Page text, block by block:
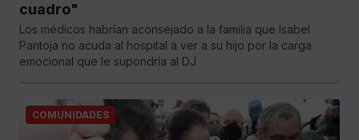
cuadro"
Los médicos habrían aconsejado a la familia que Isabel
Pantoja no acuda al hospital a ver a su hijo por la carga
emocional que le supondría al DJ
COMUNIDADES